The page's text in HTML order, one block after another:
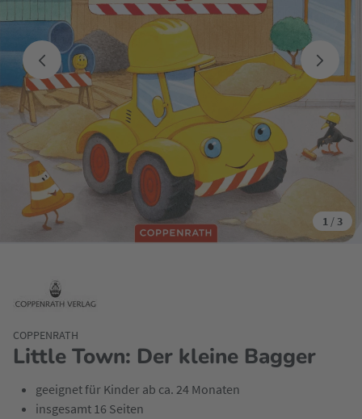
1 / 3
Little Town: Der kleine Bagger
COPPENRATH
geeignet für Kinder ab ca. 24 Monaten
insgesamt 16 Seiten